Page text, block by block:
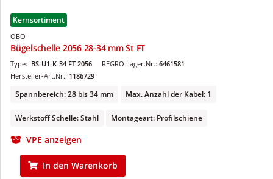
Kernsortiment
OBO
Bügelschelle 2056 28-34 mm St FT
REGRO Lager.Nr.: 6461581
Type: BS-U1-K-34 FT 2056
Hersteller-Art.Nr.: 1186729
Spannbereich: 28 bis 34 mm Max. Anzahl der Kabel: 1
Werkstoff Schelle: Stahl Montageart: Profilschiene
VPE anzeigen
In den Warenkorb